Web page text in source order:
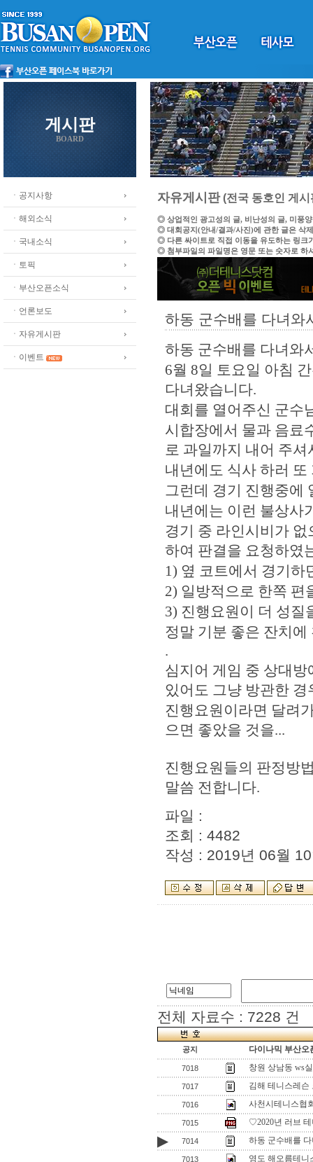
게시판
BOARD
ㆍ공지사항
ㆍ해외소식
ㆍ국내소식
ㆍ토픽
ㆍ부산오픈소식
ㆍ언론보도
ㆍ자유게시판
ㆍ이벤트
자유게시판(전국 동호인 게시
◎ 상업적인 광고성의 글, 비난성의 글, 미풍
◎ 대회공지(안내/결과/사진)에 관한 글은 삭
◎ 다른 싸이트로 직접 이동을 유도하는 링크
◎ 첨부파일의 파일명은 영문 또는 숫자로 하
하동 군수배를 다녀와
하동 군수배를 다녀와
6월 8일 토요일 아침
다녀왔습니다.
대회를 열어주신 군수
시합장에서 물과 음료
로 과일까지 내어 주
내년에도 식사 하러
그런데 경기 진행중에
내년에는 이런 불상사
경기 중 라인시비가
하여 판결을 요청하였
1) 옆 코트에서 경기하
2) 일방적으로 한쪽 편
3) 진행요원이 더 성질
정말 기분 좋은 잔치
.
심지어 게임 중 상대
있어도 그냥 방관한
진행요원이라면 달려
으면 좋았을 것을...
진행요원들의 판정방
말씀 전합니다.
파일 :
조회 : 4482
작성 : 2019년 06월
전체 자료수 : 7228 건
공지 다이나믹 부산오
7018 창원 상남동 ws
7017 김해 테니스레슨
7016 사천시테니스협
7015 ♡2020년 러브
▶ 7014 하동 군수배를
7013 영도 해오름테니